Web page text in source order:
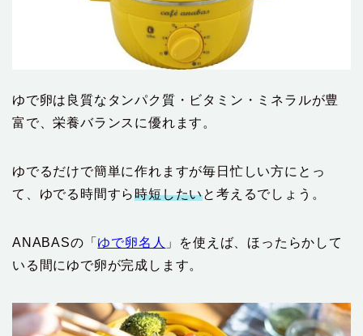
ゆで卵は良質なタンパク質・ビタミン・ミネラルが豊
富で、栄養バランスに優れます。
ゆでるだけで簡単に作れますが毎日忙しい方にとっ
て、ゆでる時間すら時短したいと考えるでしょう。
ANABASの「 ゆで卵名人 」を使えば、ほったらかして
いる間にゆで卵が完成します。